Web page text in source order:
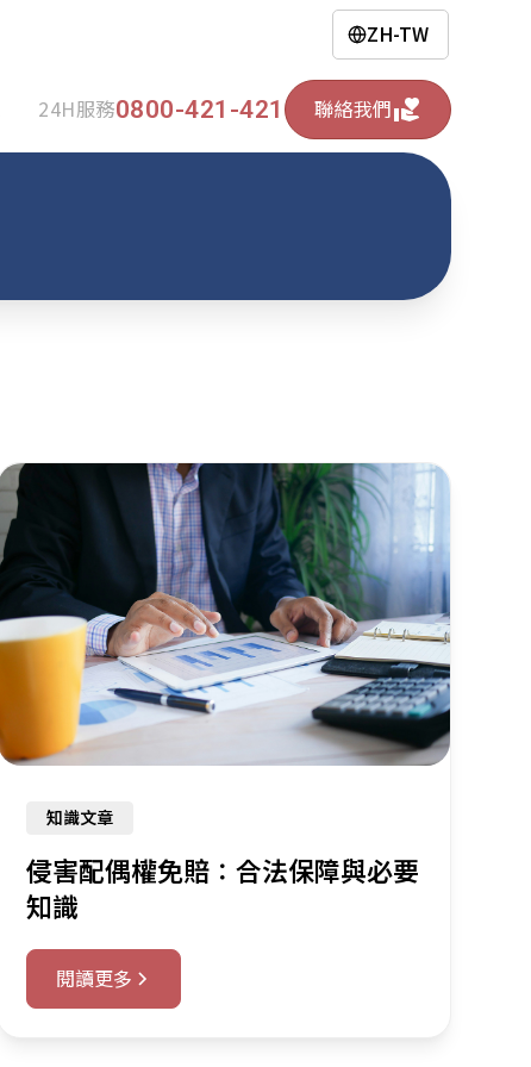
ZH-TW
24H服務0800-421-421 聯絡我們
知識文章
侵害配偶權免賠：合法保障與必要
知識
閱讀更多